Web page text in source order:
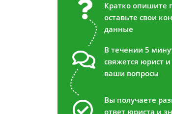
Кратко опишите
оставьте свои
данные
В течении 5
свяжется юрист
ваши вопросы
Вы получаете
ответ юриста и